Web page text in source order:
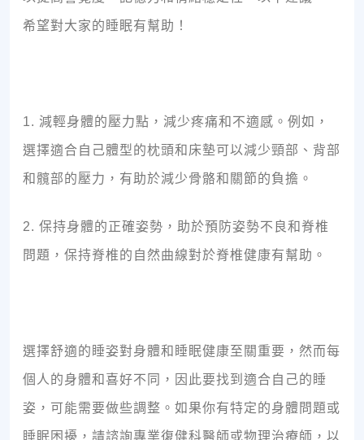
希望對大家的睡眠有幫助！
1. 減輕身體的壓力點，減少疼痛和不適感。例如，
選擇適合自己體型的枕頭和床墊可以減少頸部、背部
和髖部的壓力，有助於減少骨骼和關節的負擔。
2. 保持身體的正確姿勢，助於預防姿勢不良和脊椎
問題，保持脊椎的自然曲線對於脊椎健康有幫助。
選擇舒適的睡姿對身體和睡眠健康至關重要，然而每
個人的身體和喜好不同，因此要找到適合自己的睡
姿，可能需要做些調整。如果你有特定的身體問題或
睡眠困擾，請諮詢專業復健科醫師或物理治療師，以